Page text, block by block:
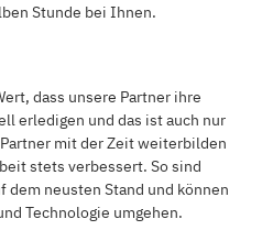
Stunde bei Ihnen.
dass unsere Partner ihre
erledigen und das ist auch nur
mit der Zeit weiterbilden
stets verbessert. So sind
dem neusten Stand und können
Technologie umgehen.